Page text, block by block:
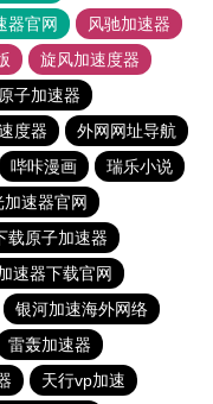
器官网
风驰加速器
旋风加速度器
原子加速器
度器
外网网址导航
哔咔漫画
瑞乐小说
加速器官网
载原子加速器
速器下载官网
银河加速海外网络
雷轰加速器
天行vp加速